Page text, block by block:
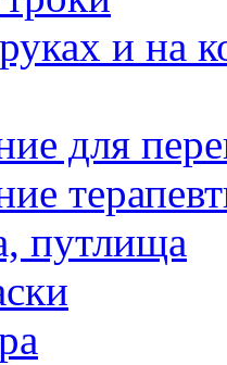
и на
для
путлища